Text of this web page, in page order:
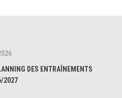
DES ENTRAÎNEMENTS
2027